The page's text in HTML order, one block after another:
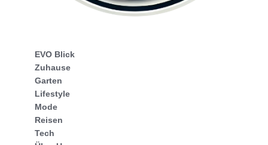
EVO Blick
Zuhause
Garten
Lifestyle
Mode
Reisen
Tech